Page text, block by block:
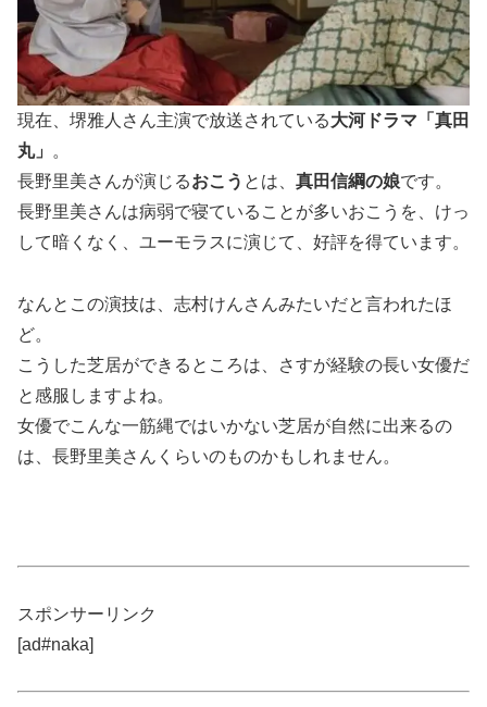
現在、堺雅人さん主演で放送されている大河ドラマ「真田
丸」 。
長野里美さんが演じるおこう とは、 真田信綱の娘です。
長野里美さんは病弱で寝ていることが多いおこうを、けっ
して暗くなく、ユーモラスに演じて、好評を得ています。
なんとこの演技は、志村けんさんみたいだと言われたほ
ど。
こうした芝居ができるところは、さすが経験の長い女優だ
と感服しますよね。
女優でこんな一筋縄ではいかない芝居が自然に出来るの
は、長野里美さんくらいのものかもしれません。
スポンサーリンク
[ad#naka]